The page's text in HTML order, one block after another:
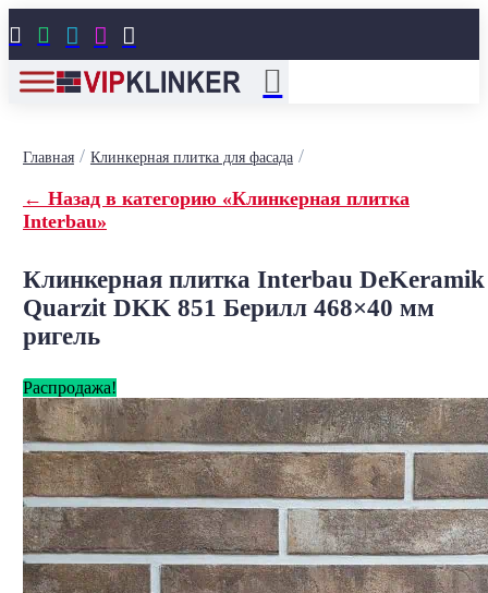
    
Главная/ Клинкерная плитка для фасада/
← Назад в категорию «Клинкерная плитка
Interbau»
Клинкерная плитка Interbau DeKeramik
Quarzit DKK 851 Берилл 468×40 мм
ригель
Распродажа!